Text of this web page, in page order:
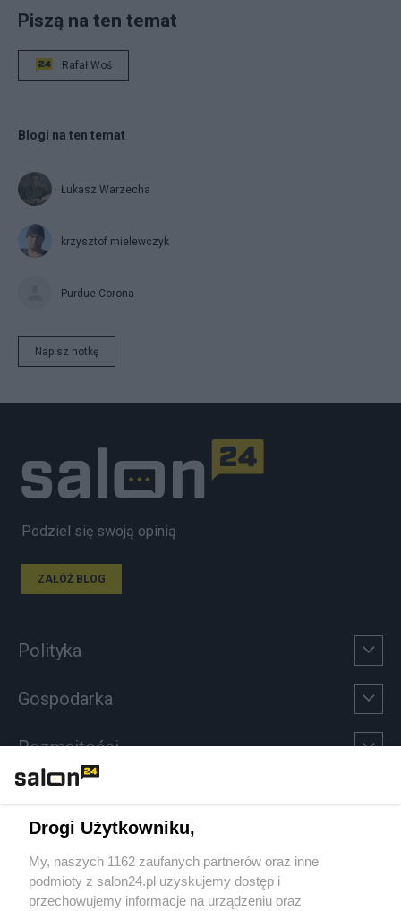
Piszą na ten temat
Rafał Woś
Blogi na ten temat
Łukasz Warzecha
krzysztof mielewczyk
Purdue Corona
Napisz notkę
Podziel się swoją opinią
ZAŁÓŻ BLOG
Polityka
Gospodarka
Rozmaitości
Sport
Społeczeństwo
Drogi Użytkowniku,
My, naszych 1162 zaufanych partnerów oraz inne
podmioty z salon24.pl uzyskujemy dostęp i
przechowujemy informacje na urządzeniu oraz